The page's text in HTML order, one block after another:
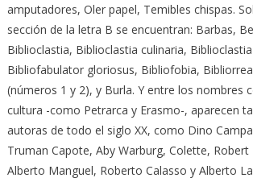
amputadores, Oler papel, Temibles chispas.
sección de la letra B se encuentran: Barbas,
Biblioclastia, Biblioclastia culinaria,
Bibliofabulator gloriosus, Bibliofobia,
(números 1 y 2), y Burla. Y entre los nombres
cultura -como Petrarca y Erasmo-, aparecen
autoras de todo el siglo XX, como Dino
Truman Capote, Aby Warburg, Colette, Robert
Alberto Manguel, Roberto Calasso y Alberto